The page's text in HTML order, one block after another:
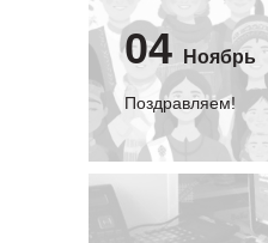
04 Ноябрь
Поздравляем!